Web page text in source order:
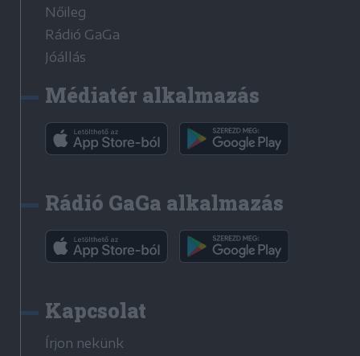
Nőileg
Rádió GaGa
Jóállás
Médiatér alkalmazás
Rádió GaGa alkalmazás
Kapcsolat
Írjon nekünk